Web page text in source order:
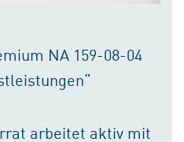
NA 159-08-04
arbeitet aktiv mit